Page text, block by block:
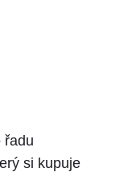
řadu
si kupuje